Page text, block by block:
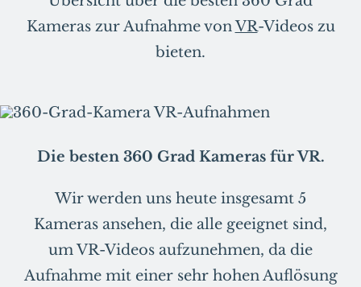
Kameras zur Aufnahme vonVR-Videos zu
bieten.
Die besten 360 Grad Kameras für VR.
Wir werden uns heute insgesamt 5
Kameras ansehen, die alle geeignet sind,
um VR-Videos aufzunehmen, da die
Aufnahme mit einer sehr hohen Auflösung